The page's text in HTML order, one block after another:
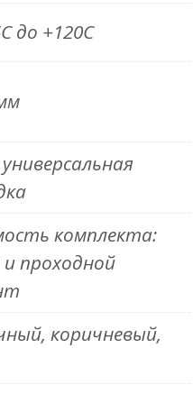
до +120C
комплекта:
проходной
коричневый,